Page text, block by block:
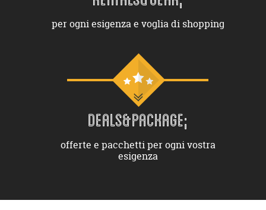
per ogni esigenza e voglia di shopping
DEALS&PACKAGE;
offerte e pacchetti per ogni vostra
esigenza